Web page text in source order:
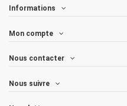
Informations
Mon compte
Nous contacter
Nous suivre